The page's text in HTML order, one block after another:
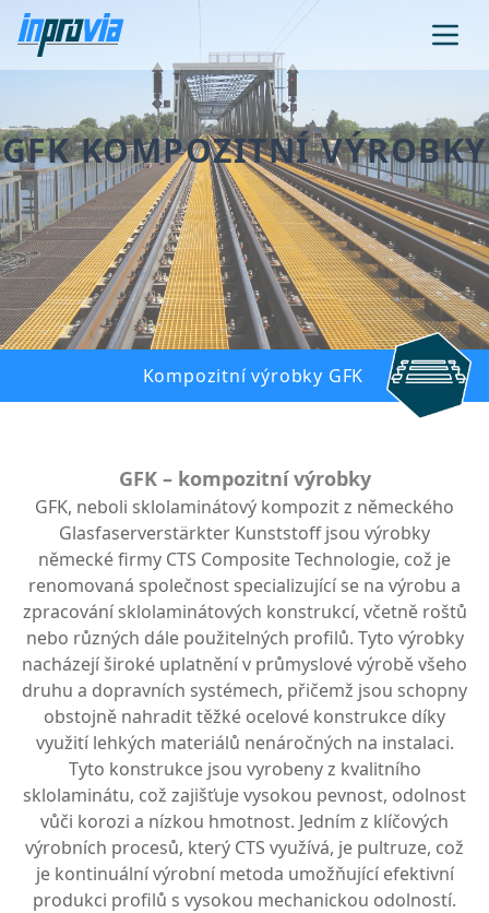
GFK KOMPOZITNÍ VÝROBKY
Kompozitní výrobky GFK
GFK – kompozitní výrobky
GFK, neboli sklolaminátový kompozit z německého
Glasfaserverstärkter Kunststoff jsou výrobky
německé firmy CTS Composite Technologie, což je
renomovaná společnost specializující se na výrobu a
zpracování sklolaminátových konstrukcí, včetně roštů
nebo různých dále použitelných profilů. Tyto výrobky
nacházejí široké uplatnění v průmyslové výrobě všeho
druhu a dopravních systémech, přičemž jsou schopny
obstojně nahradit těžké ocelové konstrukce díky
využití lehkých materiálů nenáročných na instalaci.
Tyto konstrukce jsou vyrobeny z kvalitního
sklolaminátu, což zajišťuje vysokou pevnost, odolnost
vůči korozi a nízkou hmotnost. Jedním z klíčových
výrobních procesů, který CTS využívá, je pultruze, což
je kontinuální výrobní metoda umožňující efektivní
produkci profilů s vysokou mechanickou odolností.